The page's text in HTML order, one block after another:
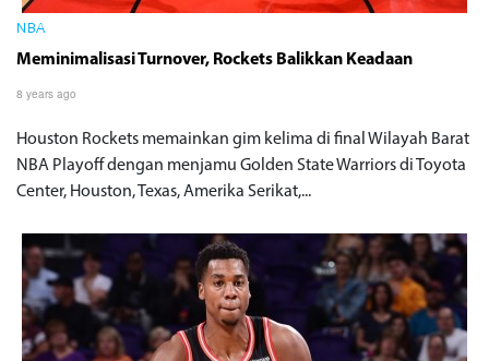
NBA
Meminimalisasi Turnover, Rockets Balikkan Keadaan
8 years ago
Houston Rockets memainkan gim kelima di final Wilayah Barat
NBA Playoff dengan menjamu Golden State Warriors di Toyota
Center, Houston, Texas, Amerika Serikat,...